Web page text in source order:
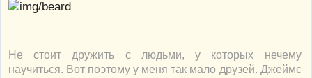
Не стоит дружить с людьми, у которых нечему
научиться. Вот поэтому у меня так мало друзей. Джеймс